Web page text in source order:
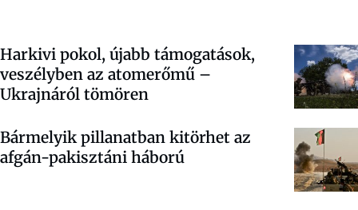
Harkivi pokol, újabb támogatások,
veszélyben az atomerőmű –
Ukrajnáról tömören
Bármelyik pillanatban kitörhet az
afgán-pakisztáni háború